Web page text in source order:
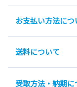
お支払い方法につ
送料について
受取方法・納期に